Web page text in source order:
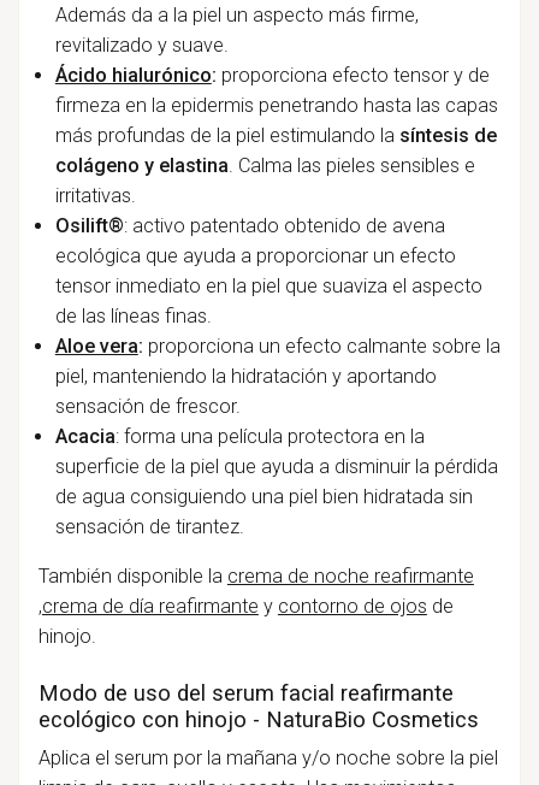
Además da a la piel un aspecto más firme,
revitalizado y suave.
Ácido hialurónico: proporciona efecto tensor y de
firmeza en la epidermis penetrando hasta las capas
más profundas de la piel estimulando la síntesis de
colágeno y elastina. Calma las pieles sensibles e
irritativas.
Osilift®: activo patentado obtenido de avena
ecológica que ayuda a proporcionar un efecto
tensor inmediato en la piel que suaviza el aspecto
de las líneas finas.
Aloe vera: proporciona un efecto calmante sobre la
piel, manteniendo la hidratación y aportando
sensación de frescor.
Acacia: forma una película protectora en la
superficie de la piel que ayuda a disminuir la pérdida
de agua consiguiendo una piel bien hidratada sin
sensación de tirantez.
También disponible la crema de noche reafirmante
,crema de día reafirmante y contorno de ojos de
hinojo.
Modo de uso del serum facial reafirmante
ecológico con hinojo - NaturaBio Cosmetics
Aplica el serum por la mañana y/o noche sobre la piel